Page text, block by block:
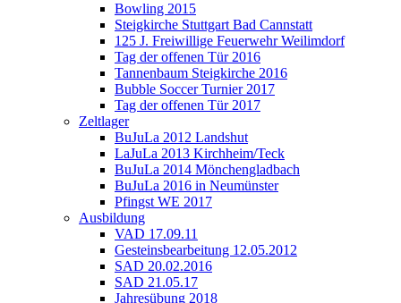
Bowling 2015
Steigkirche Stuttgart Bad Cannstatt
125 J. Freiwillige Feuerwehr Weilimdorf
Tag der offenen Tür 2016
Tannenbaum Steigkirche 2016
Bubble Soccer Turnier 2017
Tag der offenen Tür 2017
Zeltlager
BuJuLa 2012 Landshut
LaJuLa 2013 Kirchheim/Teck
BuJuLa 2014 Mönchengladbach
BuJuLa 2016 in Neumünster
Pfingst WE 2017
Ausbildung
VAD 17.09.11
Gesteinsbearbeitung 12.05.2012
SAD 20.02.2016
SAD 21.05.17
Jahresübung 2018